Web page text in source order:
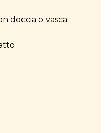
doccia o vasca